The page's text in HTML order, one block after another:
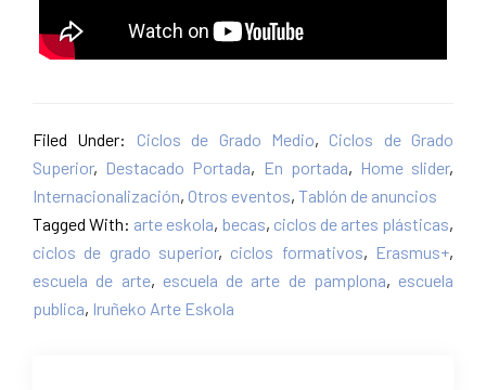
Filed Under: Ciclos de Grado Medio, Ciclos de Grado
Superior, Destacado Portada, En portada, Home slider,
Internacionalización, Otros eventos, Tablón de anuncios
Tagged With: arte eskola, becas, ciclos de artes plásticas,
ciclos de grado superior, ciclos formativos, Erasmus+,
escuela de arte, escuela de arte de pamplona, escuela
publica, Iruñeko Arte Eskola